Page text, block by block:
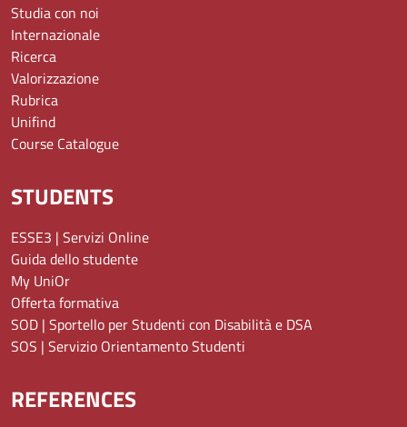
Studia con noi
Internazionale
Ricerca
Valorizzazione
Rubrica
Unifind
Course Catalogue
STUDENTS
ESSE3 | Servizi Online
Guida dello studente
My UniOr
Offerta formativa
SOD | Sportello per Studenti con Disabilità e DSA
SOS | Servizio Orientamento Studenti
REFERENCES